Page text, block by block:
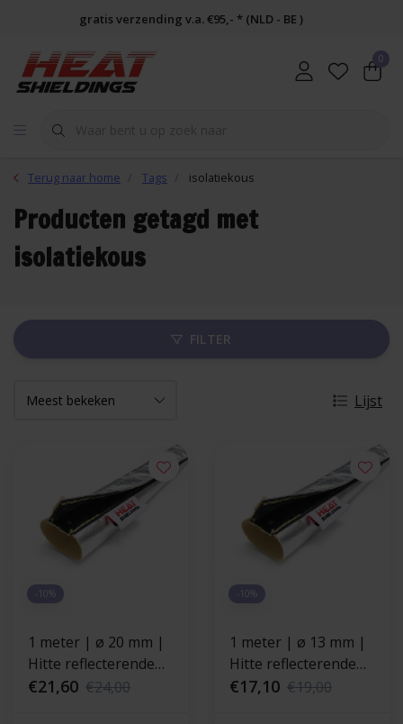
gratis verzending v.a. €95,- * (NLD - BE )
0
Terug naar home Tags isolatiekous
Producten getagd met
isolatiekous
FILTER
Lijst
-10%
1 meter | ø 20 mm |
Hitte reflecterende
kevlar isolatiekous -
€21,60 €24,00
-10%
1 meter | ø 13 mm |
Hitte reflecterende
kevlar isolatiekous -
€17,10 €19,00